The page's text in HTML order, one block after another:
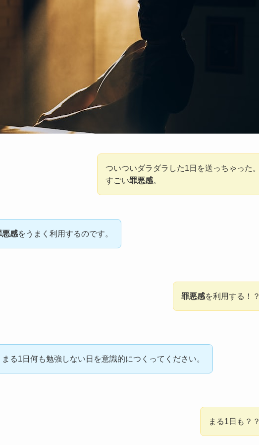
ついついダラダラした1日を送っちゃった。
すごい罪悪感。
悪感をうまく利用するのです。
罪悪感を利用する！？
まる1日何も勉強しない日を意識的につくってください。
まる1日も？？